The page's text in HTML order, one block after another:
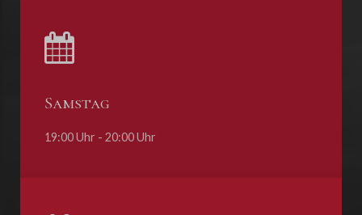
Samstag
19:00 Uhr - 20:00 Uhr